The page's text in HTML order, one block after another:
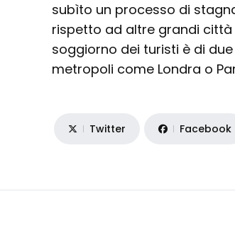
subìto un processo di
rispetto ad altre grandi
soggiorno dei turisti è di
metropoli come Londra o
Twitter Facebook